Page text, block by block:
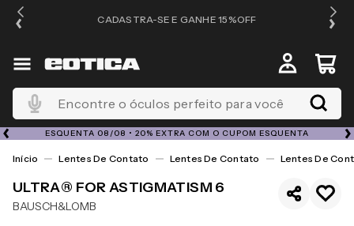
CADASTRA-SE E GANHE 15%OFF
Encontre o óculos perfeito para você
ESQUENTA 08/08 • 20% EXTRA COM O CUPOM ESQUENTA
Lentes De Contato Lentes De Contato Lentes De
ULTRA® FOR ASTIGMATISM 6
BAUSCH&LOMB